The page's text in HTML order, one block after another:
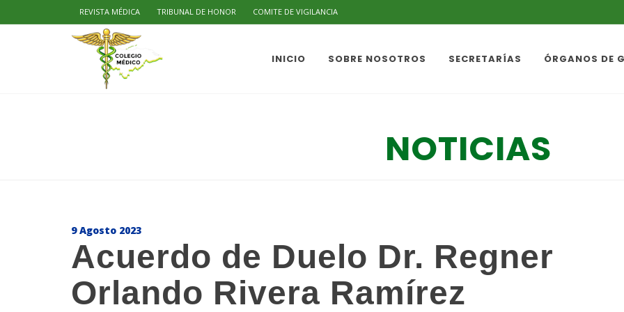
REVISTA MÉDICA TRIBUNAL DE HONOR COMITE DE VIGILANCIA
INICIO SOBRE NOSOTROS SECRETARÍAS ÓRGANOS DE
NOTICIAS
9 Agosto 2023
Acuerdo de Duelo Dr. Regner
Orlando Rivera Ramírez